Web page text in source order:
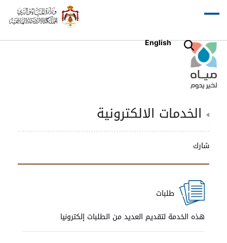
English
الخدمات الالكترونية
شارك
طلبات
هذه الخدمة لتقديم العديد من الطلبات إلكترونيا